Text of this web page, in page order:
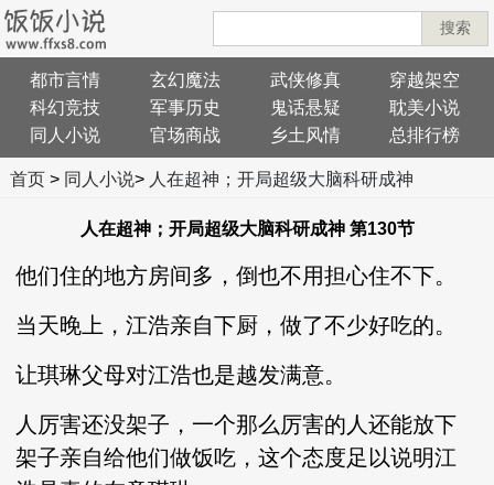
搜索
都市言情 玄幻魔法 武侠修真
穿越架空
科幻竞技
军事历史 鬼话悬疑
耽美小说
同人小说
官场商战 乡土风情 总排行榜
首页> 同人小说> 人在超神；开局超级大脑科研成神
人在超神；开局超级大脑科研成神 第130节
他们住的地方房间多，倒也不用担心住不下。
当天晚上，江浩亲自下厨，做了不少好吃的。
让琪琳父母对江浩也是越发满意。
人厉害还没架子，一个那么厉害的人还能放下
架子亲自给他们做饭吃，这个态度足以说明江